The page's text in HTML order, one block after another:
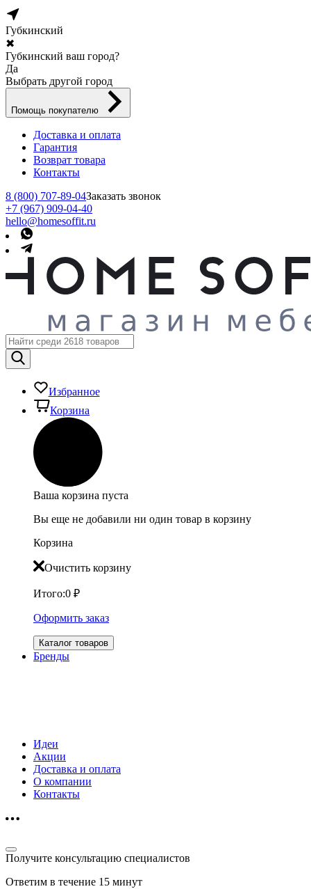
Губкинский
✖
Губкинский ваш город?
Да
Выбрать другой город
Помощь покупателю
Доставка и оплата
Гарантия
Возврат товара
Контакты
8 (800) 707-89-04Заказать звонок
+7 (967) 909-04-40
hello@homesoffit.ru
Избранное
Корзина
Ваша корзина пуста
Вы еще не добавили ни один товар в корзину
Корзина
Очистить корзину
Итого:0 ₽
Оформить заказ
Каталог товаров
Бренды
Идеи
Акции
Доставка и оплата
О компании
Контакты
Получите консультацию специалистов
Ответим в течение 15 минут